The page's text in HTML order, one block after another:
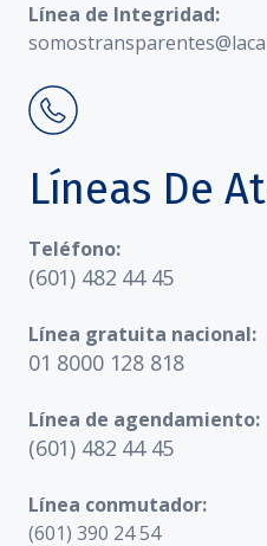
Línea de Integridad:
Líneas De
Teléfono:
(601) 482 44 45
Línea gratuita nacional:
01 8000 128 818
Línea de agendamiento:
(601) 482 44 45
Línea conmutador:
(601) 390 24 54